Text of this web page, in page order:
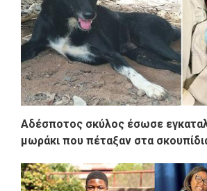
Αδέσποτος σκύλος έσωσε
μωράκι που πέταξαν στα